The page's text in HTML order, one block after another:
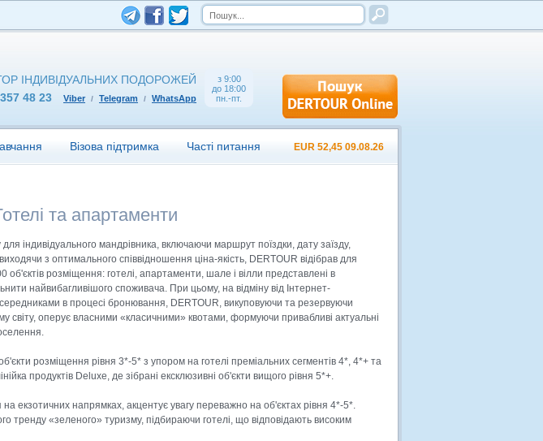
з 9:00
до 18:00
пн.-пт.
ІНДИВІДУАЛЬНИХ ПОДОРОЖЕЙ
48 23
Viber / Telegram / WhatsApp
Візова підтримка Часті питання EUR 52,45 09.08.26
та апартаменти
індивідуального мандрівника, включаючи маршрут поїздки, дату заїзду,
з оптимального співвідношення ціна-якість, DERTOUR відібрав для
об'єктів розміщення: готелі, апартаменти, шале і вілли представлені в
найвибагливішого споживача. При цьому, на відміну від Інтернет-
в процесі бронювання, DERTOUR, викуповуючи та резервуючи
світу, оперує власними «класичними» квотами, формуючи привабливі актуальні
розміщення рівня 3*-5* з упором на готелі преміальних сегментів 4*, 4*+ та
продуктів Deluxe, де зібрані ексклюзивні об'єкти вищого рівня 5*+.
екзотичних напрямках, акцентує увагу переважно на об'єктах рівня 4*-5*.
тренду «зеленого» туризму, підбираючи готелі, що відповідають високим